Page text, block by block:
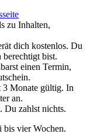
zu Inhalten,
dich kostenlos. Du
bist.
einen Termin,
3 Monate gültig. In
an.
Du zahlst nichts.
bis vier Wochen.